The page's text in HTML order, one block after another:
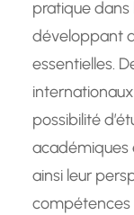
pratique dans
développant
essentielles.
possibilité
académiques
ainsi leur
compétences